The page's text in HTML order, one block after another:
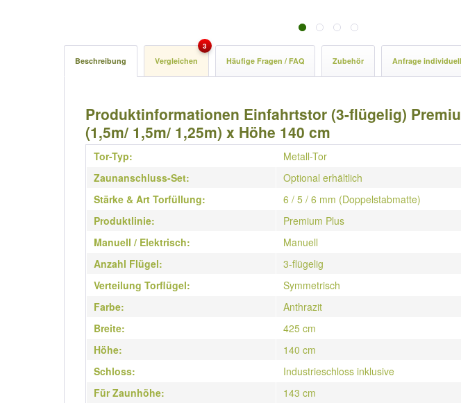
Beschreibung Vergleichen
3
Häufige Fragen / FAQ Zubehör Anfrage
Produktinformationen Einfahrtstor (3-flügelig)
(1,5m/ 1,5m/ 1,25m) x Höhe 140 cm
Tor-Typ:
Metall-Tor
Zaunanschluss-Set:
Optional erhältlich
Stärke & Art Torfüllung:
6 / 5 / 6 mm (Doppelstabmatte)
Produktlinie:
Premium Plus
Manuell / Elektrisch:
Manuell
Anzahl Flügel:
3-flügelig
Verteilung Torflügel:
Symmetrisch
Farbe:
Anthrazit
Breite:
425 cm
Höhe:
140 cm
Schloss:
Industrieschloss inklusive
Für Zaunhöhe:
143 cm